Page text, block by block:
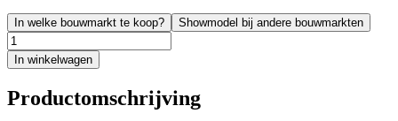
In welke bouwmarkt te koop? Showmodel bij andere bouwmarkten
In winkelwagen
Productomschrijving